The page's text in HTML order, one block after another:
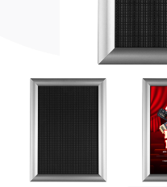
Kompjuterska oprema